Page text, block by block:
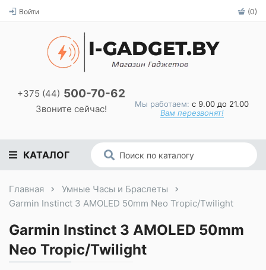
Войти (0)
+375 (44) 500-70-62
Звоните сейчас! Мы работаем: с 9.00 до 21.00
Вам перезвонят!
КАТАЛОГ
Главная
Умные Часы и Браслеты
Garmin Instinct 3 AMOLED 50mm Neo Tropic/Twilight
Garmin Instinct 3 AMOLED 50mm
Neo Tropic/Twilight